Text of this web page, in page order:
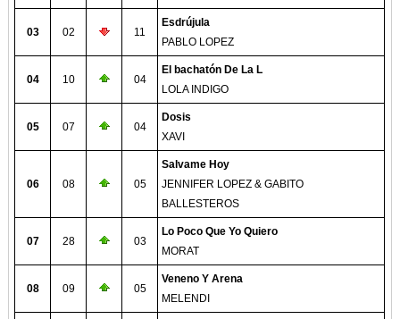
03 02 11
Esdrújula
PABLO LOPEZ
04 10 04
El bachatón De La L
LOLA INDIGO
05 07 04
Dosis
XAVI
06 08 05
Salvame Hoy
JENNIFER LOPEZ & GABITO
BALLESTEROS
07 28 03
Lo Poco Que Yo Quiero
MORAT
08 09 05
Veneno Y Arena
MELENDI